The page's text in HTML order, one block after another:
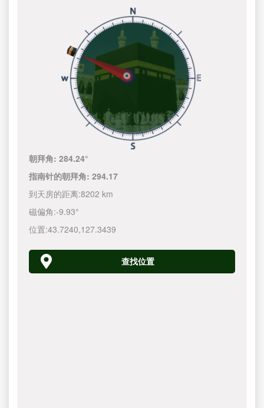
朝拜角:284.24°
指南针的朝拜角:294.17
到天房的距离:8202 km
磁偏角:-9.93°
位置:43.7240,127.3440
查找位置